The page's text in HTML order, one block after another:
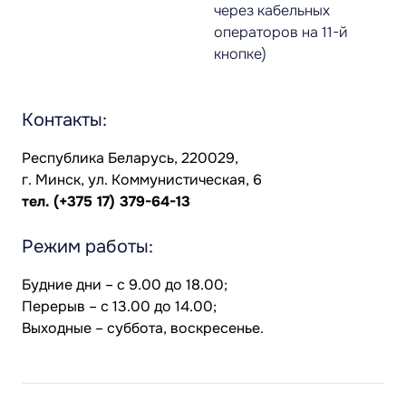
через кабельных
операторов на 11-й
кнопке)
Контакты:
Республика Беларусь, 220029,
г. Минск, ул. Коммунистическая, 6
тел. (+375 17) 379-64-13
Режим работы:
Будние дни – с 9.00 до 18.00;
Перерыв – с 13.00 до 14.00;
Выходные – суббота, воскресенье.